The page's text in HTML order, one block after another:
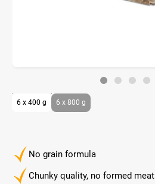
No grain formula
Chunky quality, no formed meat
6 x 400 g 6 x 800 g